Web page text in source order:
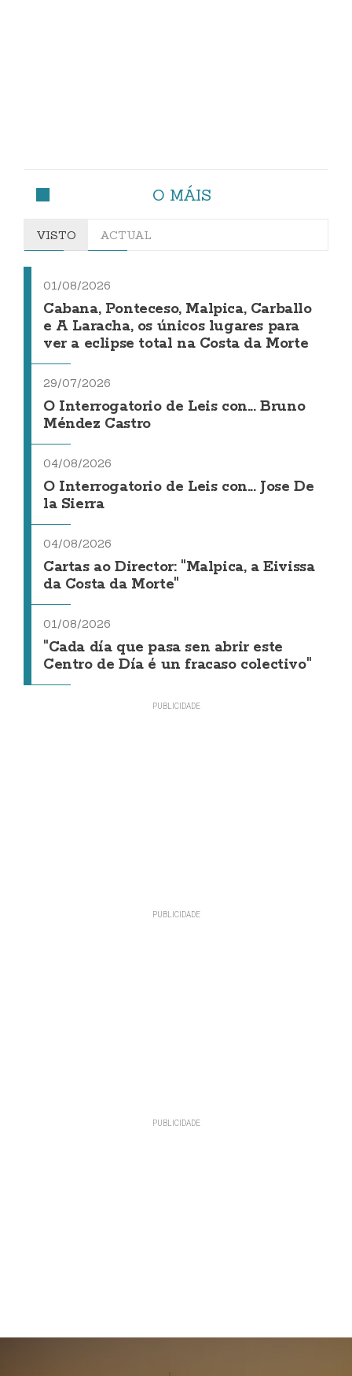
O MÁIS
VISTO ACTUAL
01/08/2026
Cabana, Ponteceso, Malpica, Carballo
e A Laracha, os únicos lugares para
ver a eclipse total na Costa da Morte
29/07/2026
O Interrogatorio de Leis con... Bruno
Méndez Castro
04/08/2026
O Interrogatorio de Leis con... Jose De
la Sierra
04/08/2026
Cartas ao Director: "Malpica, a Eivissa
da Costa da Morte"
01/08/2026
"Cada día que pasa sen abrir este
Centro de Día é un fracaso colectivo"